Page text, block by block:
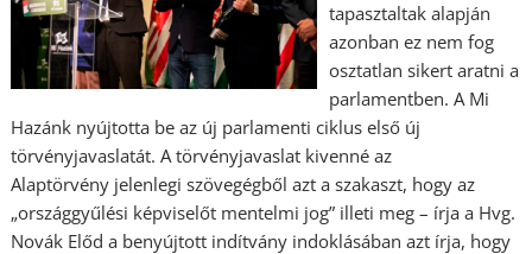
tapasztaltak alapján
azonban ez nem fog
osztatlan sikert aratni a
parlamentben. A Mi
Hazánk nyújtotta be az új parlamenti ciklus első új
törvényjavaslatát. A törvényjavaslat kivenné az
Alaptörvény jelenlegi szövegégből azt a szakaszt, hogy az
„országgyűlési képviselőt mentelmi jog” illeti meg – írja a Hvg.
Novák Előd a benyújtott indítvány indoklásában azt írja, hogy